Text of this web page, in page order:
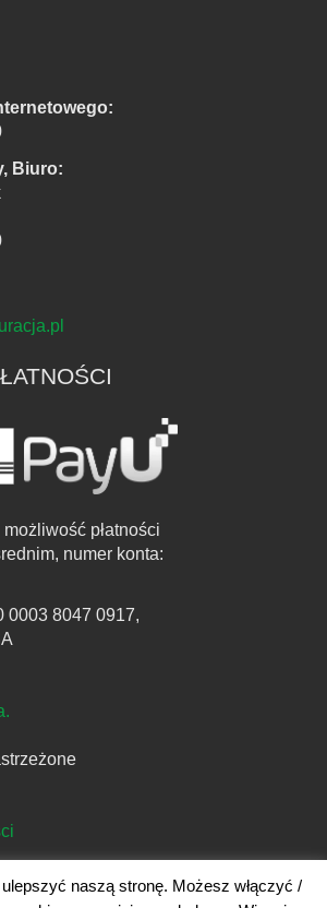
Biuro:
płatności
numer konta:
0003 8047 0917,
naszą stronę. Możesz włączyć /